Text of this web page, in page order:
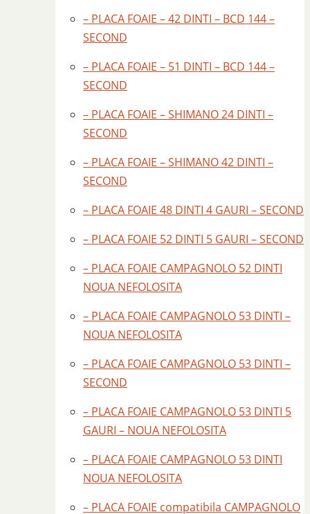
– PLACA FOAIE – 42 DINTI – BCD 144 –
SECOND
– PLACA FOAIE – 51 DINTI – BCD 144 –
SECOND
– PLACA FOAIE – SHIMANO 24 DINTI –
SECOND
– PLACA FOAIE – SHIMANO 42 DINTI –
SECOND
– PLACA FOAIE 48 DINTI 4 GAURI – SECOND
– PLACA FOAIE 52 DINTI 5 GAURI – SECOND
– PLACA FOAIE CAMPAGNOLO 52 DINTI
NOUA NEFOLOSITA
– PLACA FOAIE CAMPAGNOLO 53 DINTI –
NOUA NEFOLOSITA
– PLACA FOAIE CAMPAGNOLO 53 DINTI –
SECOND
– PLACA FOAIE CAMPAGNOLO 53 DINTI 5
GAURI – NOUA NEFOLOSITA
– PLACA FOAIE CAMPAGNOLO 53 DINTI
NOUA NEFOLOSITA
– PLACA FOAIE compatibila CAMPAGNOLO